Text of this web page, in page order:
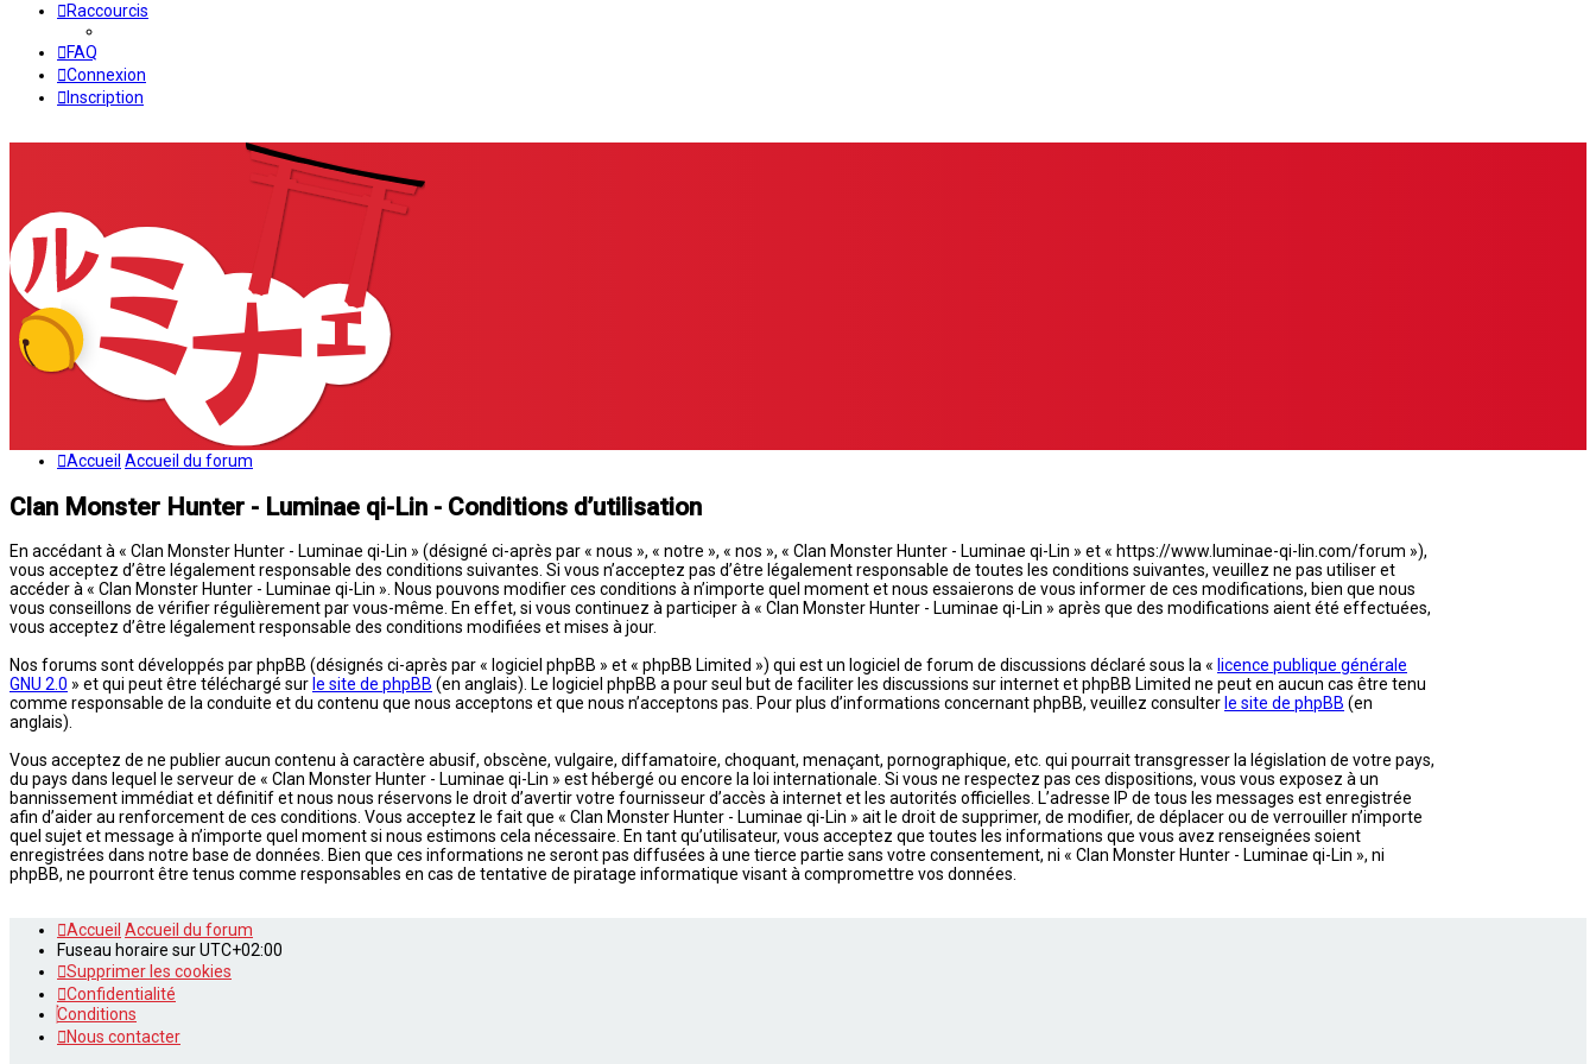
Raccourcis
FAQ
Connexion
Inscription
Accueil Accueil du forum
Clan Monster Hunter - Luminae qi-Lin - Conditions d’utilisation
En accédant à « Clan Monster Hunter - Luminae qi-Lin » (désigné ci-après par « nous », « notre », « nos », « Clan Monster Hunter - Luminae qi-Lin » et « https://www.luminae-qi-lin.com/forum »),
vous acceptez d’être légalement responsable des conditions suivantes. Si vous n’acceptez pas d’être légalement responsable de toutes les conditions suivantes, veuillez ne pas utiliser et
accéder à « Clan Monster Hunter - Luminae qi-Lin ». Nous pouvons modifier ces conditions à n’importe quel moment et nous essaierons de vous informer de ces modifications, bien que nous
vous conseillons de vérifier régulièrement par vous-même. En effet, si vous continuez à participer à « Clan Monster Hunter - Luminae qi-Lin » après que des modifications aient été effectuées,
vous acceptez d’être légalement responsable des conditions modifiées et mises à jour.
Nos forums sont développés par phpBB (désignés ci-après par « logiciel phpBB » et « phpBB Limited ») qui est un logiciel de forum de discussions déclaré sous la « licence publique générale
GNU 2.0 » et qui peut être téléchargé sur le site de phpBB (en anglais). Le logiciel phpBB a pour seul but de faciliter les discussions sur internet et phpBB Limited ne peut en aucun cas être tenu
comme responsable de la conduite et du contenu que nous acceptons et que nous n’acceptons pas. Pour plus d’informations concernant phpBB, veuillez consulter le site de phpBB (en
anglais).
Vous acceptez de ne publier aucun contenu à caractère abusif, obscène, vulgaire, diffamatoire, choquant, menaçant, pornographique, etc. qui pourrait transgresser la législation de votre pays,
du pays dans lequel le serveur de « Clan Monster Hunter - Luminae qi-Lin » est hébergé ou encore la loi internationale. Si vous ne respectez pas ces dispositions, vous vous exposez à un
bannissement immédiat et définitif et nous nous réservons le droit d’avertir votre fournisseur d’accès à internet et les autorités officielles. L’adresse IP de tous les messages est enregistrée
afin d’aider au renforcement de ces conditions. Vous acceptez le fait que « Clan Monster Hunter - Luminae qi-Lin » ait le droit de supprimer, de modifier, de déplacer ou de verrouiller n’importe
quel sujet et message à n’importe quel moment si nous estimons cela nécessaire. En tant qu’utilisateur, vous acceptez que toutes les informations que vous avez renseignées soient
enregistrées dans notre base de données. Bien que ces informations ne seront pas diffusées à une tierce partie sans votre consentement, ni « Clan Monster Hunter - Luminae qi-Lin », ni
phpBB, ne pourront être tenus comme responsables en cas de tentative de piratage informatique visant à compromettre vos données.
Accueil Accueil du forum
Fuseau horaire surUTC+02:00
Supprimer les cookies
Confidentialité
Conditions
Nous contacter